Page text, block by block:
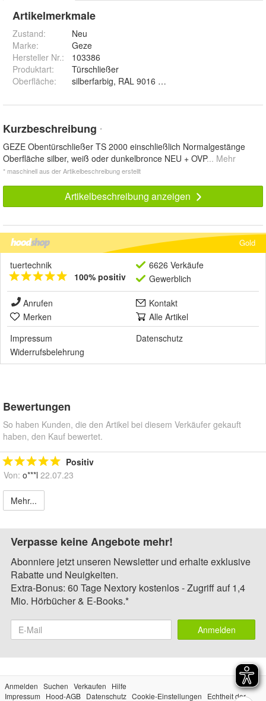
Artikelmerkmale
Zustand:
Neu
Marke:
Geze
Hersteller Nr.:
103386
Produktart:
Türschließer
Oberfläche:
Kurzbeschreibung *
GEZE Obentürschließer TS 2000 einschließlich Normalgestänge
Oberfläche silber, weiß oder dunkelbronce NEU + OVP... Mehr
* maschinell aus der Artikelbeschreibung erstellt
Artikelbeschreibung anzeigen
Gold
tuertechnik
100% positiv
6626 Verkäufe
Gewerblich
Anrufen
Kontakt
Merken
Alle Artikel
Impressum
Datenschutz
Widerrufsbelehrung
Bewertungen
So haben Kunden, die den Artikel bei diesem Verkäufer gekauft
haben, den Kauf bewertet.
Positiv
Von: o***l 22.07.23
Mehr...
Verpasse keine Angebote mehr!
Abonniere jetzt unseren Newsletter und erhalte exklusive
Rabatte und Neuigkeiten.
Extra-Bonus: 60 Tage Nextory kostenlos - Zugriff auf 1,4
Mio. Hörbücher & E-Books.*
Anmelden
Anmelden Suchen Verkaufen
Hilfe
Impressum
Hood-AGB Datenschutz Cookie-Einstellungen Echtheit der